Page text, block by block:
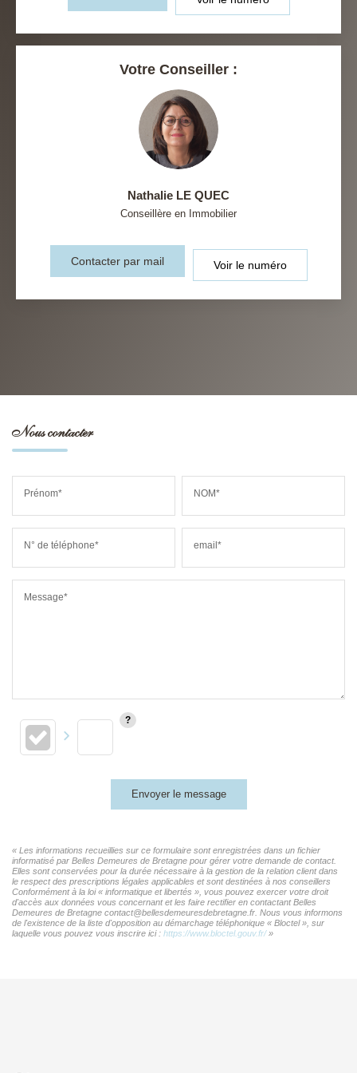
Votre Conseiller :
Nathalie LE QUEC
Conseillère en Immobilier
Contacter par mail Voir le numéro
Nous contacter
Prénom* NOM*
N° de téléphone* email*
Message*
Envoyer le message
« Les informations recueillies sur ce formulaire sont enregistrées dans un fichier
informatisé par Belles Demeures de Bretagne pour gérer votre demande de contact.
Elles sont conservées pour la durée nécessaire à la gestion de la relation client dans
le respect des prescriptions légales applicables et sont destinées à nos conseillers
Conformément à la loi « informatique et libertés », vous pouvez exercer votre droit
d'accès aux données vous concernant et les faire rectifier en contactant Belles
Demeures de Bretagne contact@bellesdemeuresdebretagne.fr. Nous vous informons
de l'existence de la liste d'opposition au démarchage téléphonique « Bloctel », sur
laquelle vous pouvez vous inscrire ici : https://www.bloctel.gouv.fr/»